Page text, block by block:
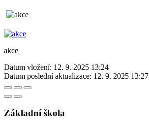
akce
Datum vložení: 12. 9. 2025 13:24
Datum poslední aktualizace: 12. 9. 2025 13:27
Základní škola